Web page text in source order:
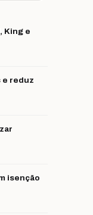
King e
e reduz
isenção